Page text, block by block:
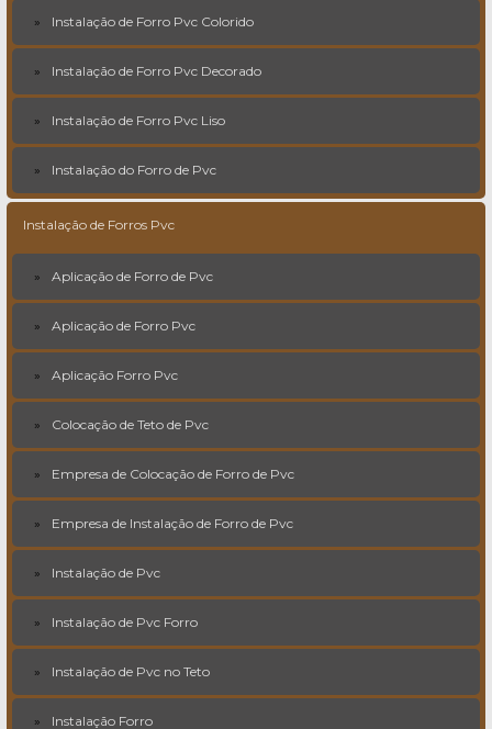
Instalação de Forro Pvc Colorido
Instalação de Forro Pvc Decorado
Instalação de Forro Pvc Liso
Instalação do Forro de Pvc
Instalação de Forros Pvc
Aplicação de Forro de Pvc
Aplicação de Forro Pvc
Aplicação Forro Pvc
Colocação de Teto de Pvc
Empresa de Colocação de Forro de Pvc
Empresa de Instalação de Forro de Pvc
Instalação de Pvc
Instalação de Pvc Forro
Instalação de Pvc no Teto
Instalação Forro